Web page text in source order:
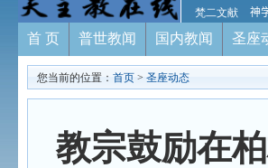
梵二文献
神
首 页 普世教闻 国内教闻 圣座
您当前的位置： 首页 > 圣座动态
教宗鼓励在